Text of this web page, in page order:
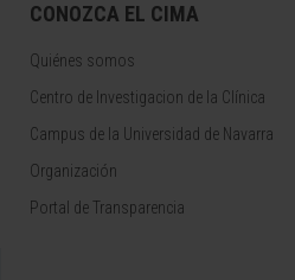
CONOZCA EL CIMA
Quiénes somos
Centro de Investigacion de la Clínica
Campus de la Universidad de Navarra
Organización
Portal de Transparencia